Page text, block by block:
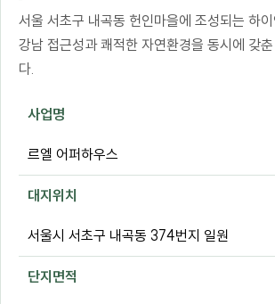
서울 서초구 내곡동 헌인마을에 조성되는 하
강남 접근성과 쾌적한 자연환경을 동시에 갖
다.
사업명
르엘 어퍼하우스
대지위치
서울시 서초구 내곡동 374번지 일원
단지면적